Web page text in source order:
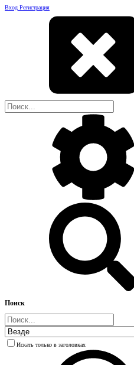
Вход Регистрация
Поиск
Искать только в заголовках